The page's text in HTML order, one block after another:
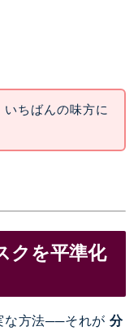
いちばんの味方に
クを平準化
な方法──それが 分